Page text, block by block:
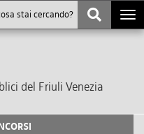
del Friuli Venezia